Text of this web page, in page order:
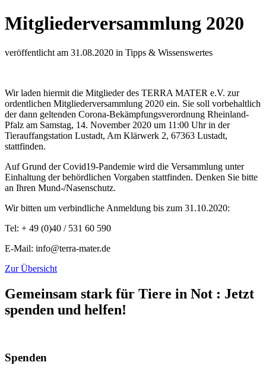
Mitgliederversammlung 2020
veröffentlicht am 31.08.2020 in Tipps & Wissenswertes
Wir laden hiermit die Mitglieder des TERRA MATER e.V. zur
ordentlichen Mitgliederversammlung 2020 ein. Sie soll vorbehaltlich
der dann geltenden Corona-Bekämpfungsverordnung Rheinland-
Pfalz am Samstag, 14. November 2020 um 11:00 Uhr in der
Tierauffangstation Lustadt, Am Klärwerk 2, 67363 Lustadt,
stattfinden.
Auf Grund der Covid19-Pandemie wird die Versammlung unter
Einhaltung der behördlichen Vorgaben stattfinden. Denken Sie bitte
an Ihren Mund-/Nasenschutz.
Wir bitten um verbindliche Anmeldung bis zum 31.10.2020:
Tel: + 49 (0)40 / 531 60 590
E-Mail: info@terra-mater.de
Zur Übersicht
Gemeinsam stark für Tiere in Not : Jetzt
spenden und helfen!
Spenden